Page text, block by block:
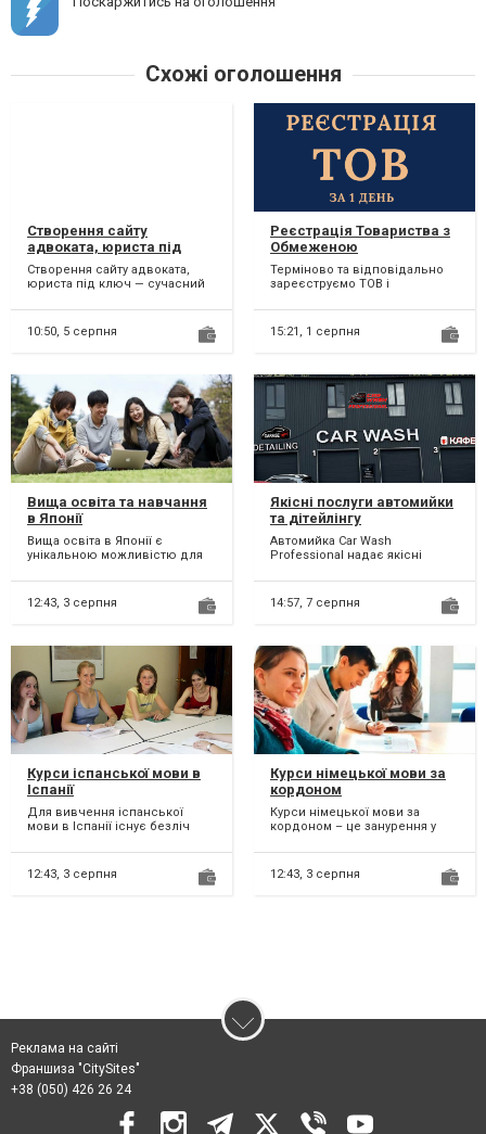
Схожі оголошення
Створення сайту
адвоката, юриста під
ключ
Створення сайту адвоката,
юриста під ключ — сучасний
і формує довіру...
10:50, 5 серпня
Реєстрація Товариства з
Обмеженою
Відповідальністю з ПДВ,
єдиним податком.
Терміново та відповідально
зареєструємо ТОВ і
ПДВ, єдиного податку. Для р...
15:21, 1 серпня
Вища освіта та навчання
в Японії
Вища освіта в Японії є
унікальною можливістю для
освіти та дослідниц...
12:43, 3 серпня
Якісні послуги автомийки
та дітейлінгу
Автомийка Car Wash
Professional надає якісні
дітейлінгу жителям Києва.
Використ...
14:57, 7 серпня
Курси іспанської мови в
Іспанії
Для вивчення іспанської
мови в Іспанії існує безліч
надає чудову можл...
12:43, 3 серпня
Курси німецької мови за
кордоном
Курси німецької мови за
кордоном – це занурення у
покращення своїх навичок
спілк...
12:43, 3 серпня
Реклама на сайті
Франшиза "CitySites"
+38 (050) 426 26 24